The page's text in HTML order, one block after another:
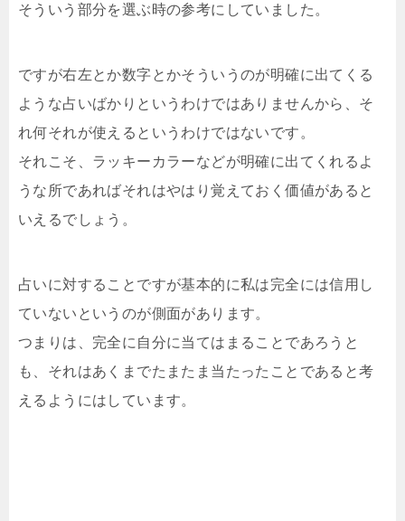
そういう部分を選ぶ時の参考にしていました。
ですが右左とか数字とかそういうのが明確に出てくる
ような占いばかりというわけではありませんから、そ
れ何それが使えるというわけではないです。
それこそ、ラッキーカラーなどが明確に出てくれるよ
うな所であればそれはやはり覚えておく価値があると
いえるでしょう。
占いに対することですが基本的に私は完全には信用し
ていないというのが側面があります。
つまりは、完全に自分に当てはまることであろうと
も、それはあくまでたまたま当たったことであると考
えるようにはしています。